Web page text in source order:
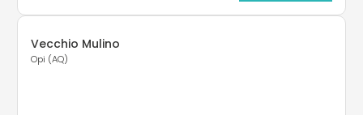
Vecchio Mulino
Opi (AQ)